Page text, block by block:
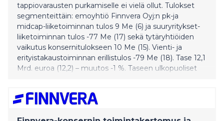
tappiovarausten purkamiselle ei vielä ollut. Tulokset
segmenteittäin: emoyhtiö Finnvera Oyj:n pk-ja
midcap-liiketoiminnan tulos 9 Me (6) ja suuryritykset-
liiketoiminnan tulos -77 Me (17) sekä tytäryhtiöiden
vaikutus konsernitulokseen 10 Me (15). Vienti- ja
erityistakaustoiminnan erillistulos -79 Me (18). Tase 12,1
Mrd. euroa (12,2) – muutos -1 %. Taseen ulkopuoliset
euroa (25,6) pienenivät 1 %. Vapaa oma pääoma ja